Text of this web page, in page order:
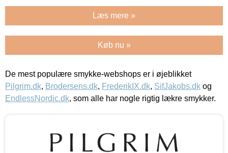
Læs mere »
Køb nu »
De mest populære smykke-webshops er i øjeblikket
Pilgrim.dk, Brodersens.dk, FrederikIX.dk, SifJakobs.dk og
EndlessNordic.dk, som alle har nogle rigtig lækre smykker.